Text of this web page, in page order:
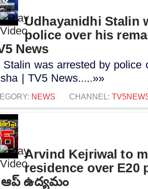
Udhayanidhi Stalin
police over his
News
Stalin was arrested by police
| TV5 News.....»»
NEWS CHANNEL:
Arvind Kejriwal to
residence over E20
ఆప్ ఉద్యమం